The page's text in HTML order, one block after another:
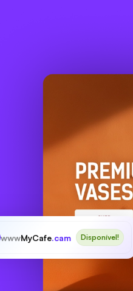
wwwMyCafe.cam Disponível!